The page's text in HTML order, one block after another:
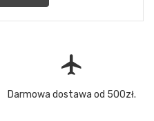
flight
Darmowa dostawa od 500zł.